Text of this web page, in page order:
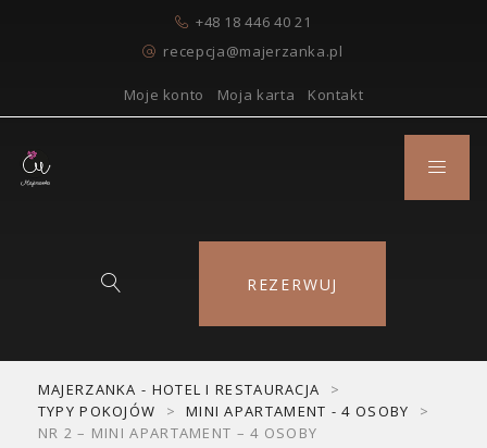
+48 18 446 40 21
recepcja@majerzanka.pl
Moje konto Moja karta Kontakt
REZERWUJ
MAJERZANKA - HOTEL I RESTAURACJA
>
TYPY POKOJÓW
> MINI APARTAMENT - 4 OSOBY
>
NR 2 – MINI APARTAMENT – 4 OSOBY